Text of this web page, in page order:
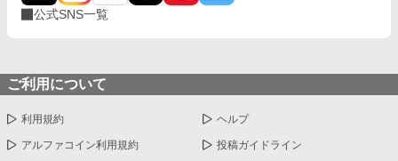
公式SNS一覧
ご利用について
利用規約 ヘルプ
アルファコイン利用規約 投稿ガイドライン